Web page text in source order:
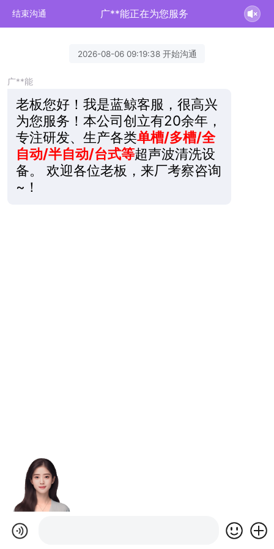
结束沟通 广**能正在为您服务
2026-08-06 09:19:38 开始沟通
广**能
老板您好！我是蓝鲸客服，很高兴
为您服务！本公司创立有20余年，
专注研发、生产各类单槽/多槽/全
自动/半自动/台式等超声波清洗设
备。 欢迎各位老板，来厂考察咨询
~！